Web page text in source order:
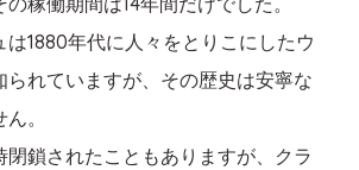
は1880年代に人々をとりこにしたウ
られていますが、その歴史は安寧な
。
閉鎖されたこともありますが、クラ